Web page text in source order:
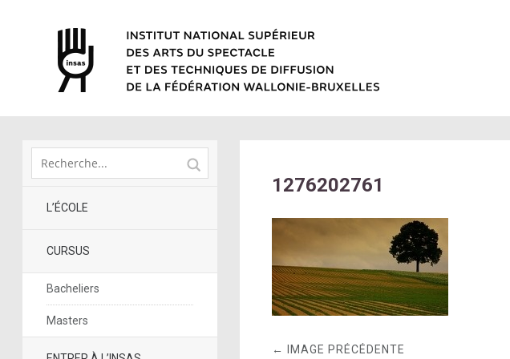
L’ÉCOLE
CURSUS
Bacheliers
Masters
1276202761
← IMAGE PRÉCÉDENTE